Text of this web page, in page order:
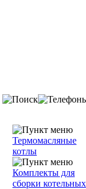
Термомасляные
котлы
Комплекты для
сборки котельных